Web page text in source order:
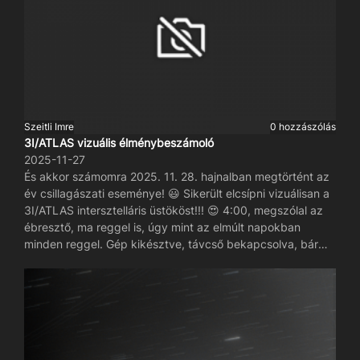
Szeitli Imre 0 hozzászólás
3I/ATLAS vizuális élménybeszámoló
2025-11-27
És akkor számomra 2025. 11. 28. hajnalban megtörtént az
év csillagászati eseménye! 😃 Sikerült elcsípni vizuálisan a
3I/ATLAS intersztelláris üstököst!!! 😍 4:00, megszólal az
ébresztő, ma reggel is, úgy mint az elmúlt napokban
minden reggel. Gép kikésztve, távcső bekapcsolva, bár
Laptop felnyit, minden beizzít, már nyomkodom is a
gombokat, távcső keresi az üstökös körüli csillagokat. Az
az első fotón ami csak egy rövidke 6 másodperces kép,